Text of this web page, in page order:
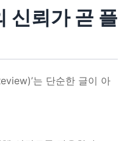
신뢰가 곧 플
는 단순한 글이 아